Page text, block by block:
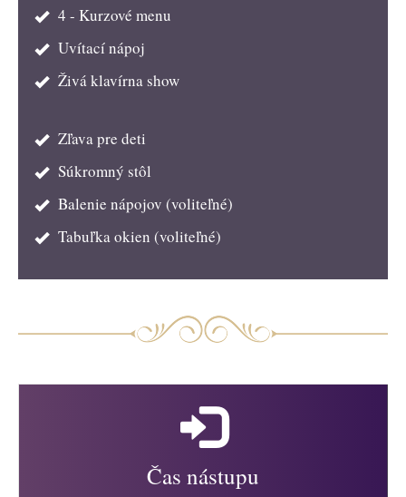
4 - Kurzové menu
Uvítací nápoj
Živá klavírna show
Zľava pre deti
Súkromný stôl
Balenie nápojov (voliteľné)
Tabuľka okien (voliteľné)
Čas nástupu